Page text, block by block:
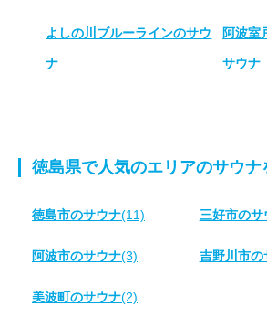
よしの川ブルーラインのサウ
ナ
阿波室
サウナ
徳島県で人気のエリアのサウナ
徳島市のサウナ(11) 三好市のサ
阿波市のサウナ(3) 吉野川市の
美波町のサウナ(2)